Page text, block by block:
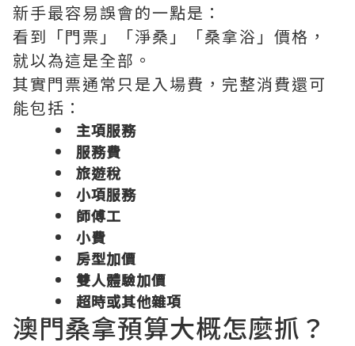
新手最容易誤會的一點是：
看到「門票」「淨桑」「桑拿浴」價格，
就以為這是全部。
其實門票通常只是入場費，完整消費還可
能包括：
主項服務
服務費
旅遊稅
小項服務
師傅工
小費
房型加價
雙人體驗加價
超時或其他雜項
澳門桑拿預算大概怎麼抓？